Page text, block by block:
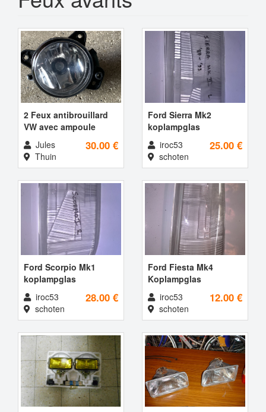
2 Feux antibrouillard
VW avec ampoule
30.00 €
Jules
Thuin
Ford Sierra Mk2
koplampglas
25.00 €
iroc53
schoten
Ford Scorpio Mk1
koplampglas
28.00 €
iroc53
schoten
Ford Fiesta Mk4
Koplampglas
12.00 €
iroc53
schoten